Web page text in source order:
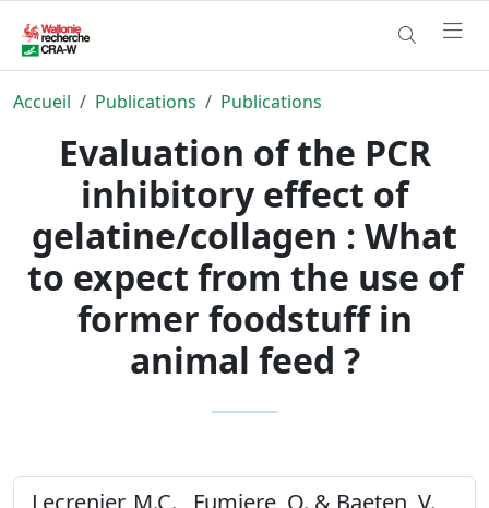
Accueil Publications Publications
Evaluation of the PCR
inhibitory effect of
gelatine/collagen : What
to expect from the use of
former foodstuff in
animal feed ?
Lecrenier, M.C. , Fumiere, O. & Baeten, V.